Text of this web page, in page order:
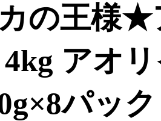
の王様★
4kg アオ
パッ